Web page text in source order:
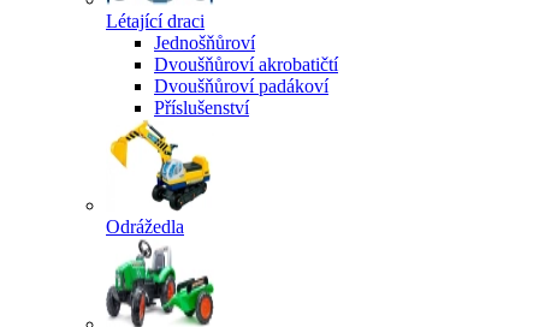
Létající draci
Jednošňůroví
Dvoušňůroví akrobatičtí
Dvoušňůroví padákoví
Příslušenství
Odrážedla